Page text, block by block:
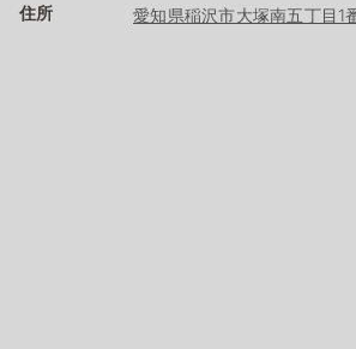
住所 愛知県稲沢市大塚南五丁目1